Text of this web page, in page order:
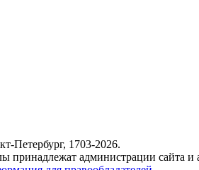
Петербург, 1703-2026.
принадлежат администрации сайта и